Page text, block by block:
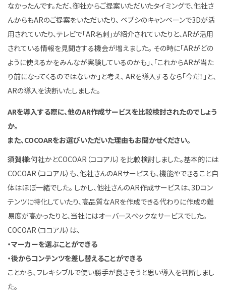
なかったんです。ただ、御社からご提案いただいたタイミングで、他社さ
んからもARのご提案をいただいたり、 ペプシのキャンペーンで3Dが活
用されていたり、テレビで「AR名刺」が紹介されていたりと、ARが活用
されている情報を見聞きする機会が増えました。 その時に「ARがどの
ように使えるかをみんなが実験しているのかも」、「これからARが当た
り前になってくるのではないか」と考え、 ARを導入するなら「今だ！」と、
ARの導入を決断いたしました。
ARを導入する際に、他のAR作成サービスを比較検討されたのでしょう
か。
また、COCOARをお選びいただいた理由もお聞かせください。
須賀様:何社かとCOCOAR（ココアル）を比較検討しました。基本的には
COCOAR（ココアル）も、他社さんのARサービスも、機能やできること自
体はほぼ一緒でした。 しかし、他社さんのAR作成サービスは、3Dコン
テンツに特化していたり、高品質なARを作成できる代わりに作成の難
易度が高かったりと、当社にはオーバースペックなサービスでした。
COCOAR（ココアル）は、
・マーカーを選ぶことができる
・後からコンテンツを差し替えることができる
ことから、フレキシブルで使い勝手が良さそうと思い導入を判断しまし
た。